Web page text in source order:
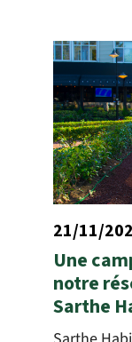
21/11/
Une
notre
Sarthe